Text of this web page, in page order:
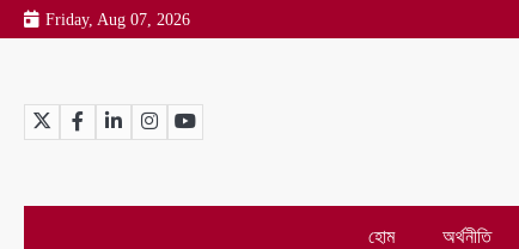
Skip
to
Friday, Aug 07, 2026
TwitterFacebookLinkedInInstagramYouTube
হোম অর্থনীতি